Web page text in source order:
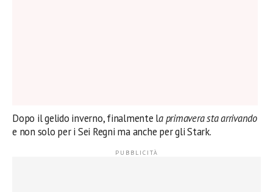
Dopo il gelido inverno, finalmente la primavera sta arrivando
e non solo per i Sei Regni ma anche per gli Stark.